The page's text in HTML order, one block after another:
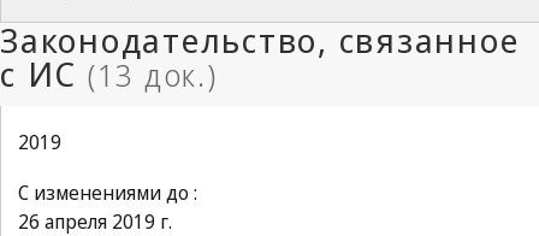
2019
С изменениями до :
26 апреля 2019 г.